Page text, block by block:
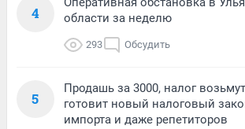
4
области за неделю
293 Обсудить
5
Продашь за 3000, налог
готовит новый налоговый
импорта и даже репетиторов